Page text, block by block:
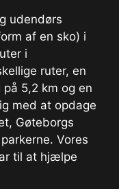
udendørs
af en sko) i
i
ruter, en
5,2 km og en
med at opdage
Gøteborgs
Vores
til at hjælpe